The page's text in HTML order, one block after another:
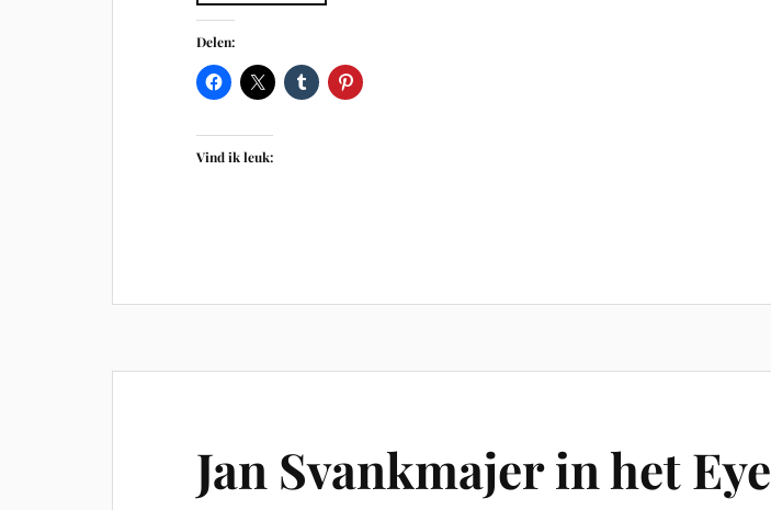
Delen:
Vind ik leuk:
Jan Svankmajer in het Eye